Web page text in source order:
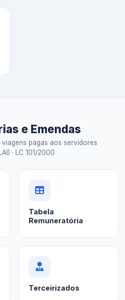
e Emendas
pagas aos servidores
· LC 101/2000
Tabela
Remuneratória
Terceirizados